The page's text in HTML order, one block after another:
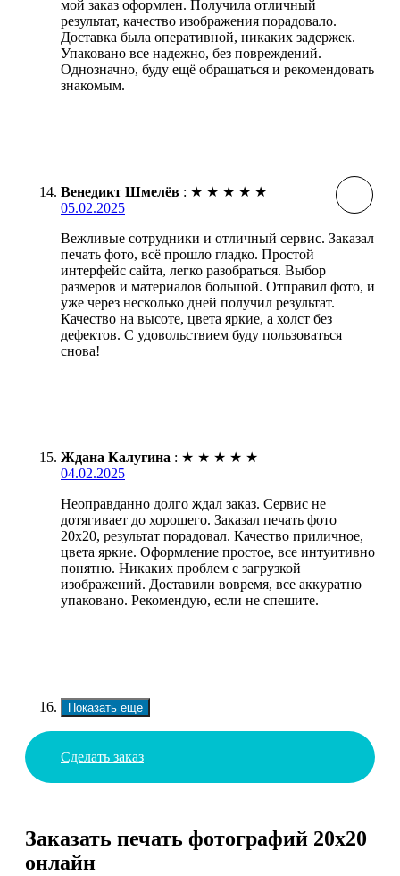
мой заказ оформлен. Получила отличный
результат, качество изображения порадовало.
Доставка была оперативной, никаких задержек.
Упаковано все надежно, без повреждений.
Однозначно, буду ещё обращаться и рекомендовать
знакомым.
Венедикт Шмелёв : ★ ★ ★ ★ ★
05.02.2025
Вежливые сотрудники и отличный сервис. Заказал
печать фото, всё прошло гладко. Простой
интерфейс сайта, легко разобраться. Выбор
размеров и материалов большой. Отправил фото, и
уже через несколько дней получил результат.
Качество на высоте, цвета яркие, а холст без
дефектов. С удовольствием буду пользоваться
снова!
Ждана Калугина : ★ ★ ★ ★ ★
04.02.2025
Неоправданно долго ждал заказ. Сервис не
дотягивает до хорошего. Заказал печать фото
20х20, результат порадовал. Качество приличное,
цвета яркие. Оформление простое, все интуитивно
понятно. Никаких проблем с загрузкой
изображений. Доставили вовремя, все аккуратно
упаковано. Рекомендую, если не спешите.
Показать еще
Сделать заказ
Заказать печать фотографий 20х20
онлайн